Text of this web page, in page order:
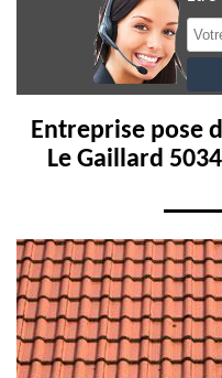
Entreprise pose
Le Gaillard